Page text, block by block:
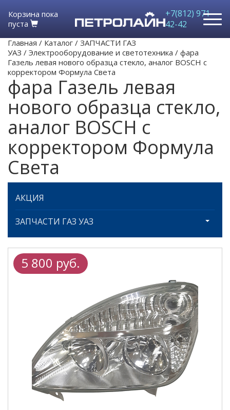
Корзина пока
пуста
+7(812) 971-
42-42
Главная / Каталог / ЗАПЧАСТИ ГАЗ
УАЗ / Электрооборудование и светотехника / фара
Газель левая нового образца стекло, аналог BOSCH с
корректором Формула Света
фара Газель левая
нового образца стекло,
аналог BOSCH с
корректором Формула
Света
АКЦИЯ
ЗАПЧАСТИ ГАЗ УАЗ
5 800 руб.